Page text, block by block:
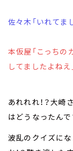
佐々木「いれてまし
本仮屋「こっち
してましたよねえ
あれれれ！？大崎
はどうなったんで
波乱のクイズに